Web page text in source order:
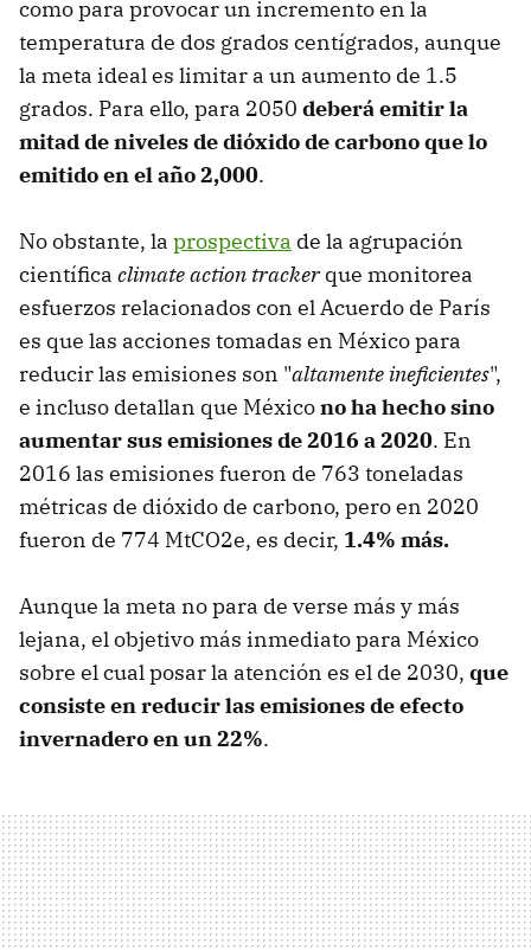
como para provocar un incremento en la
temperatura de dos grados centígrados, aunque
la meta ideal es limitar a un aumento de 1.5
grados. Para ello, para 2050 deberá emitir la
mitad de niveles de dióxido de carbono que lo
emitido en el año 2,000.
No obstante, la prospectiva de la agrupación
científica climate action trackerque monitorea
esfuerzos relacionados con el Acuerdo de París
es que las acciones tomadas en México para
reducir las emisiones son "altamente ineficientes",
e incluso detallan que Méxicono ha hecho sino
aumentar sus emisiones de 2016 a 2020. En
2016 las emisiones fueron de 763 toneladas
métricas de dióxido de carbono, pero en 2020
fueron de 774 MtCO2e, es decir, 1.4% más.
Aunque la meta no para de verse más y más
lejana, el objetivo más inmediato para México
sobre el cual posar la atención es el de 2030, que
consiste en reducir las emisiones de efecto
invernadero en un 22%.